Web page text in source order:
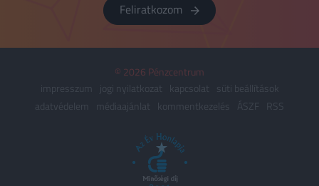
Feliratkozom
© 2026 Pénzcentrum
impresszum
jogi nyilatkozat kapcsolat
süti beállítások
adatvédelem
médiaajánlat kommentkezelés ÁSZF RSS